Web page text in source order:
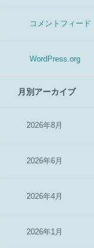
コメントフィード
WordPress.org
月別アーカイブ
2026年8月
2026年6月
2026年4月
2026年1月